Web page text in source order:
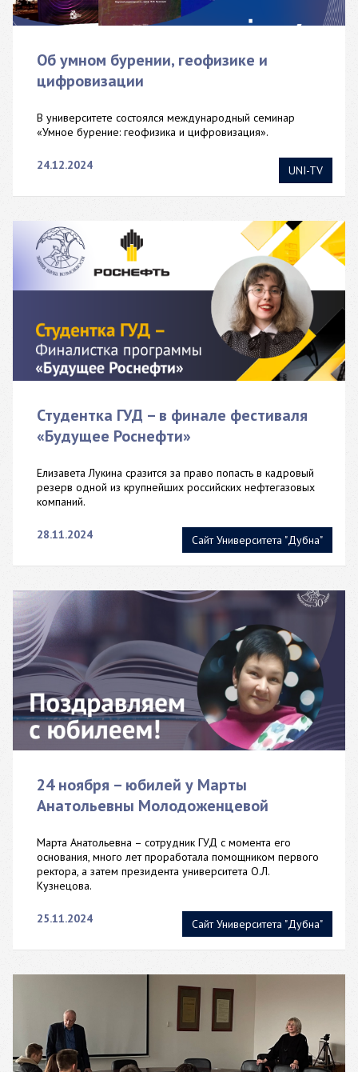
UNI-TV
Об умном бурении, геофизике и
цифровизации
В университете состоялся международный семинар
«Умное бурение: геофизика и цифровизация».
24.12.2024
Сайт Университета "Дубна"
Студентка ГУД – в финале фестиваля
«Будущее Роснефти»
Елизавета Лукина сразится за право попасть в кадровый
резерв одной из крупнейших российских нефтегазовых
компаний.
28.11.2024
Сайт Университета "Дубна"
24 ноября – юбилей у Марты
Анатольевны Молодоженцевой
Марта Анатольевна – сотрудник ГУД с момента его
основания, много лет проработала помощником первого
ректора, а затем президента университета О.Л.
Кузнецова.
25.11.2024